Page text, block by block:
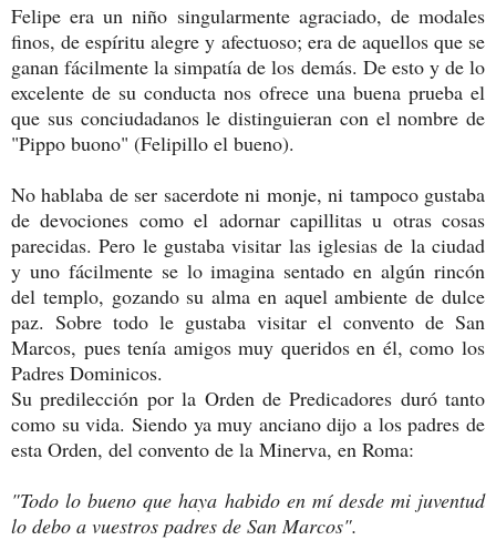
Felipe era un niño singularmente agraciado, de modales
finos, de espíritu alegre y afectuoso; era de aquellos que se
ganan fácilmente la simpatía de los demás. De esto y de lo
excelente de su conducta nos ofrece una buena prueba el
que sus conciudadanos le distinguieran con el nombre de
"Pippo buono" (Felipillo el bueno).
No hablaba de ser sacerdote ni monje, ni tampoco gustaba
de devociones como el adornar capillitas u otras cosas
parecidas. Pero le gustaba visitar las iglesias de la ciudad
y uno fácilmente se lo imagina sentado en algún rincón
del templo, gozando su alma en aquel ambiente de dulce
paz. Sobre todo le gustaba visitar el convento de San
Marcos, pues tenía amigos muy queridos en él, como los
Padres Dominicos.
Su predilección por la Orden de Predicadores duró tanto
como su vida. Siendo ya muy anciano dijo a los padres de
esta Orden, del convento de la Minerva, en Roma:
"Todo lo bueno que haya habido en mí desde mi juventud
lo debo a vuestros padres de San Marcos".